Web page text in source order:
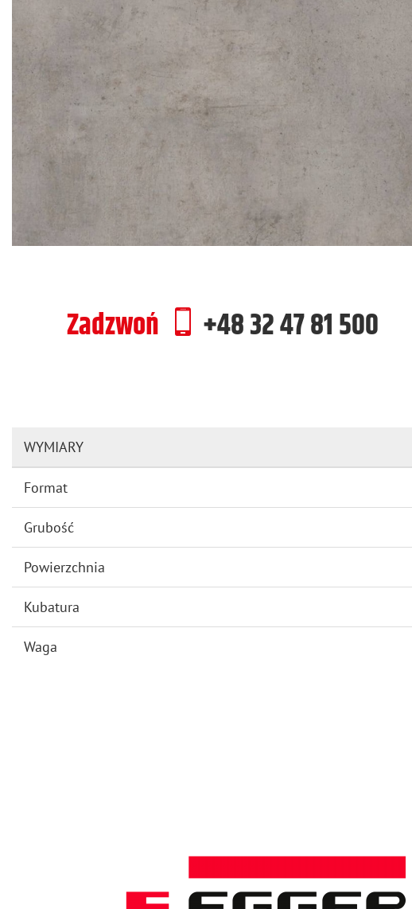
Zadzwoń +48 32 47 81 500
WYMIARY
Format
Grubość
Powierzchnia
Kubatura
Waga